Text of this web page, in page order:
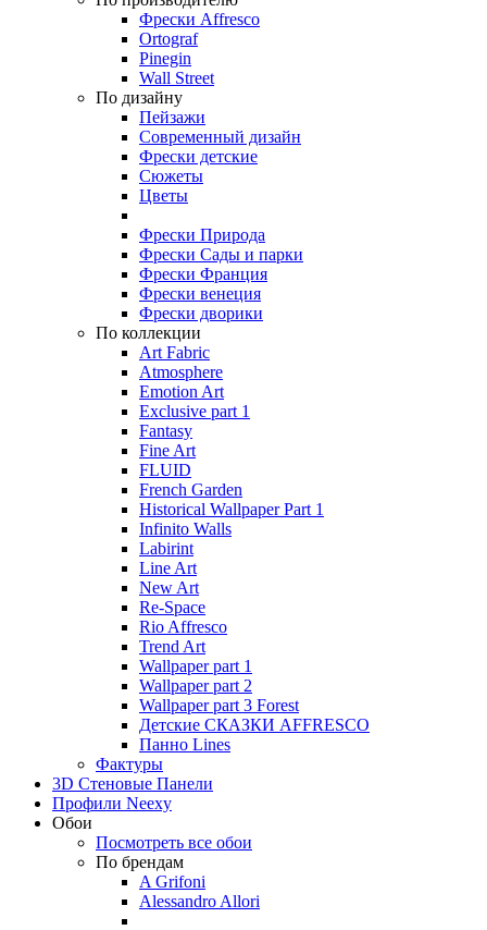
Фрески Affresco
Ortograf
Pinegin
Wall Street
По дизайну
Пейзажи
Современный дизайн
Фрески детские
Сюжеты
Цветы
Фрески Природа
Фрески Сады и парки
Фрески Франция
Фрески венеция
Фрески дворики
По коллекции
Art Fabric
Atmosphere
Emotion Art
Exclusive part 1
Fantasy
Fine Art
FLUID
French Garden
Historical Wallpaper Part 1
Infinito Walls
Labirint
Line Art
New Art
Re-Space
Rio Affresco
Trend Art
Wallpaper part 1
Wallpaper part 2
Wallpaper part 3 Forest
Детские СКАЗКИ AFFRESCO
Панно Lines
Фактуры
3D Стеновые Панели
Профили Neexy
Обои
Посмотреть все обои
По брендам
A Grifoni
Alessandro Allori